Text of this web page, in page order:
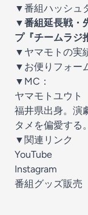
▼番組ハッシュ
▼番組延長戦・
プ『チームラジ
▼ヤマモトの実
▼お便りフォー
▼MC：
ヤマモトユウト
福井県出身。演
タメを偏愛する
▼関連リンク
YouTube
Instagram
番組グッズ販売